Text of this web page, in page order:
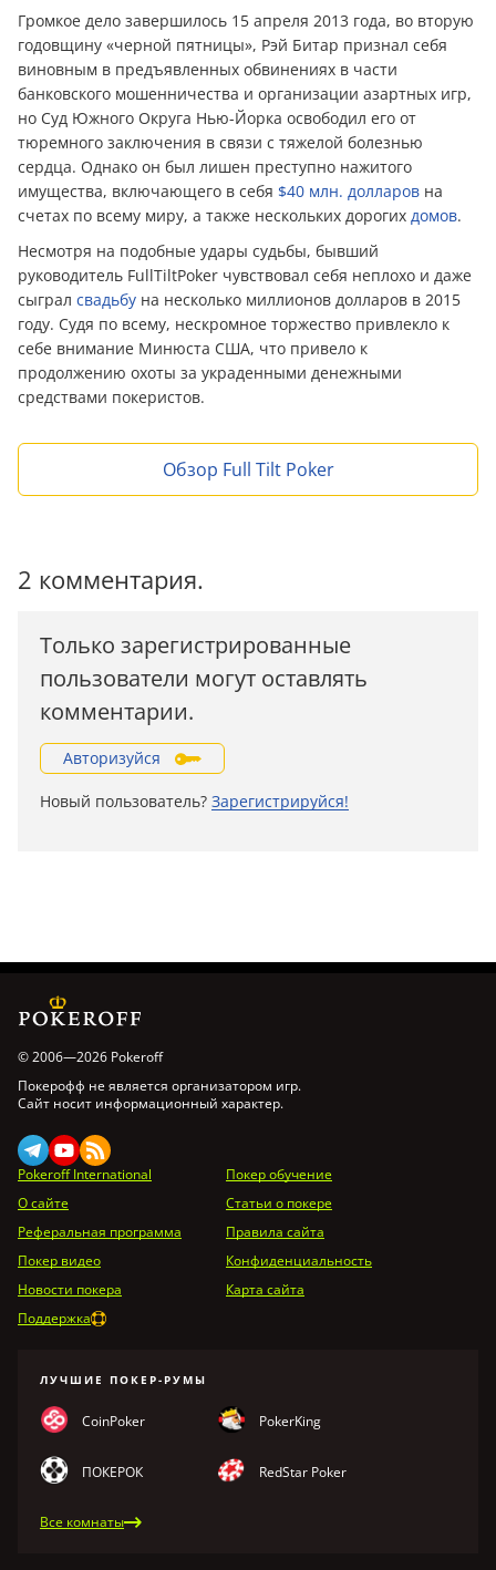
Громкое дело завершилось 15 апреля 2013 года, во вторую
годовщину «черной пятницы», Рэй Битар признал себя
виновным в предъявленных обвинениях в части
банковского мошенничества и организации азартных игр,
но Суд Южного Округа Нью-Йорка освободил его от
тюремного заключения в связи с тяжелой болезнью
сердца. Однако он был лишен преступно нажитого
имущества, включающего в себя $40 млн. долларов на
счетах по всему миру, а также нескольких дорогих домов.
Несмотря на подобные удары судьбы, бывший
руководитель FullTiltPoker чувствовал себя неплохо и даже
сыграл свадьбу на несколько миллионов долларов в 2015
году. Судя по всему, нескромное торжество привлекло к
себе внимание Минюста США, что привело к
продолжению охоты за украденными денежными
средствами покеристов.
Обзор Full Tilt Poker
2 комментария.
Только зарегистрированные
пользователи могут оставлять
комментарии.
Авторизуйся
Новый пользователь? Зарегистрируйся!
© 2006—2026 Pokeroff
Покерофф не является организатором игр.
Сайт носит информационный характер.
Pokeroff International
Покер обучение
О сайте
Статьи о покере
Реферальная программа
Правила сайта
Покер видео
Конфиденциальность
Новости покера
Карта сайта
Поддержка
ЛУЧШИЕ ПОКЕР-РУМЫ
CoinPoker PokerKing
ПОКЕРОК RedStar Poker
Все комнаты